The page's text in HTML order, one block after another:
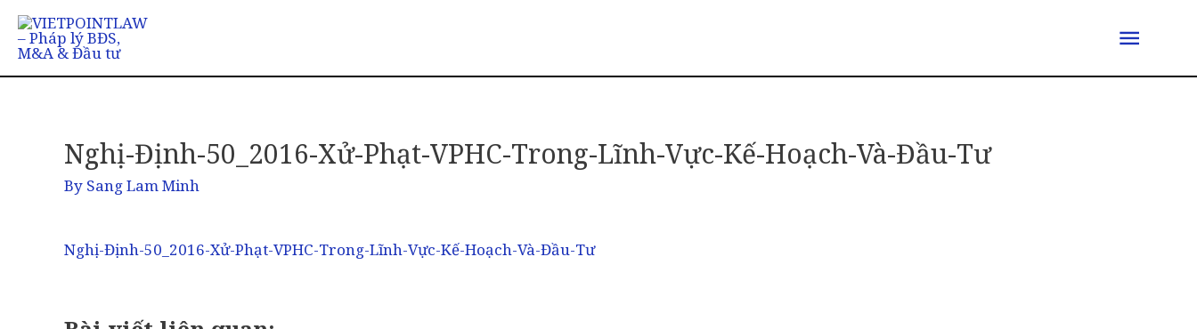
Nghị-Định-50_2016-Xử-Phạt-VPHC-Trong-Lĩnh-Vực-Kế-Hoạch-Và-Đầu-Tư
By Sang Lam Minh
Nghị-Định-50_2016-Xử-Phạt-VPHC-Trong-Lĩnh-Vực-Kế-Hoạch-Và-Đầu-Tư